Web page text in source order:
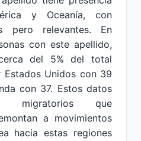
y Oceanía, con
pero relevantes. En
con este apellido,
del 5% del total
Estados Unidos con 39
con 37. Estos datos
migratorios que
a movimientos
hacia estas regiones